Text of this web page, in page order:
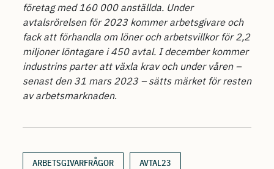
företag med 160 000 anställda. Under
avtalsrörelsen för 2023 kommer arbetsgivare och
fack att förhandla om löner och arbetsvillkor för 2,2
miljoner löntagare i 450 avtal. I december kommer
industrins parter att växla krav och under våren –
senast den 31 mars 2023 – sätts märket för resten
av arbetsmarknaden.
ARBETSGIVARFRÅGOR AVTAL23